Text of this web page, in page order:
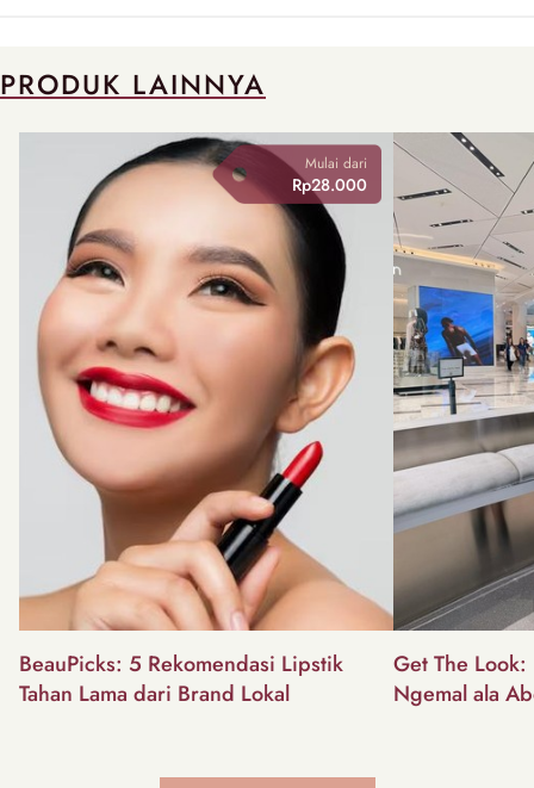
PRODUK LAINNYA
Mulai dari
Rp28.000
BeauPicks: 5 Rekomendasi Lipstik
Tahan Lama dari Brand Lokal
Get The
Ngemal ala